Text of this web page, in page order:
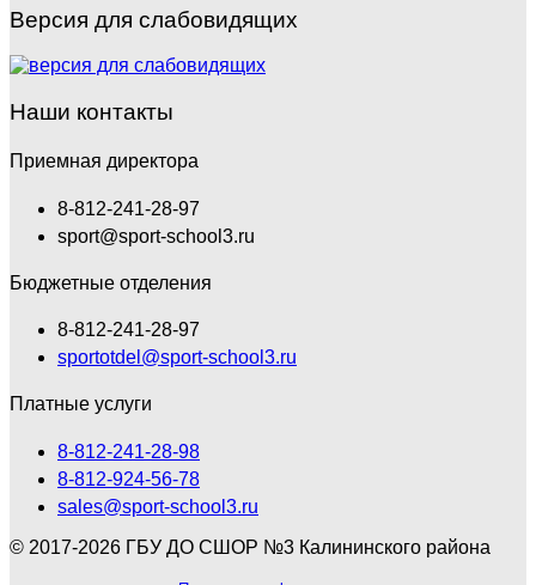
Версия для слабовидящих
Наши контакты
Приемная директора
8-812-241-28-97
sport@sport-school3.ru
Бюджетные отделения
8-812-241-28-97
sportotdel@sport-school3.ru
Платные услуги
8-812-241-28-98
8-812-924-56-78
sales@sport-school3.ru
© 2017-2026 ГБУ ДО СШОР №3 Калининского района